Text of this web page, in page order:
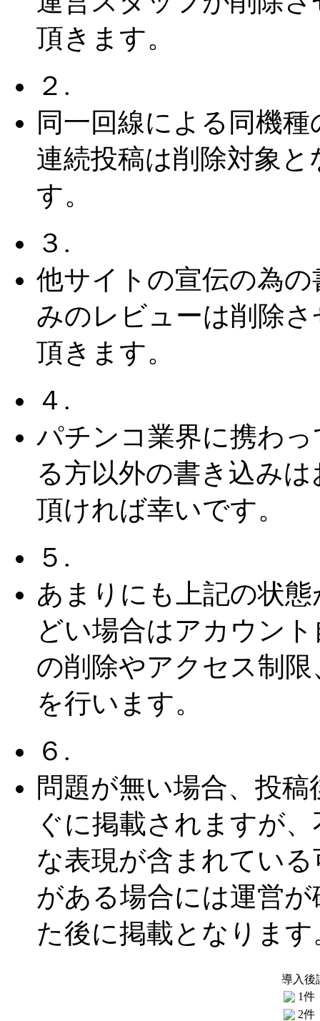
頂きます。
２.
同一回線による同機種
連続投稿は削除対象と
す。
３.
他サイトの宣伝の為の
みのレビューは削除さ
頂きます。
４.
パチンコ業界に携わっ
る方以外の書き込みは
頂ければ幸いです。
５.
あまりにも上記の状態
どい場合はアカウント
の削除やアクセス制限
を行います。
６.
問題が無い場合、投稿
ぐに掲載されますが
な表現が含まれている
がある場合には運営が
た後に掲載となります
導入後
1件
2件